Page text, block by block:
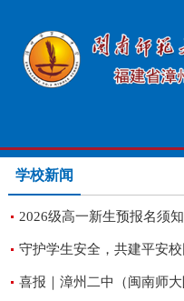
学校新闻
2026级高一新生预报名须知